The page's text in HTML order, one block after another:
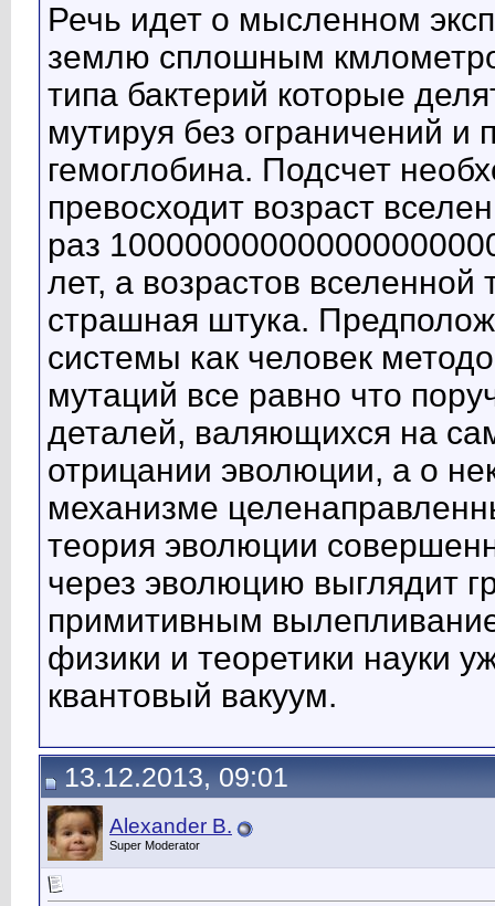
Речь идет о мысленном
землю сплошным
типа бактерий которые
мутируя без ограничений и
гемоглобина. Подсчет
превосходит возраст
раз
лет, а возрастов вселенной
страшная штука.
системы как человек
мутаций все равно что
деталей, валяющихся на
отрицании эволюции, а о
механизме
теория эволюции
через эволюцию выглядит
примитивным
физики и теоретики науки
квантовый вакуум.
13.12.2013, 09:01
Alexander B.
Super Moderator